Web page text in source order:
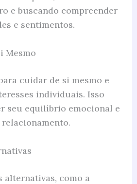
e buscando compreender
e sentimentos.
Mesmo
cuidar de si mesmo e
individuais. Isso
seu equilíbrio emocional e
alternativas, como a